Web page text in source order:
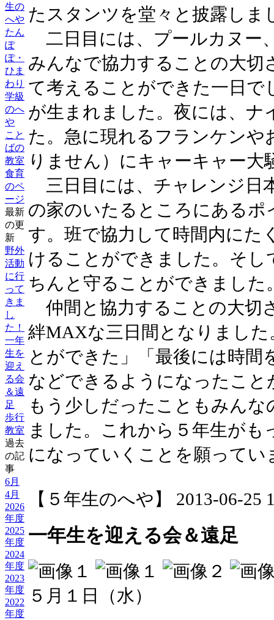
生の
へや
たん
ぽ
ぽ・
ひま
わり
学級
のへ
や
こと
ばの
教室
食育
のペ
ージ
最新
の更
新
野外
活動
に行
って
きま
し
た！
一年
生を
迎え
る会
＆遠
足
歩行
教室
過去
の記
事
6月
4月
2026
年度
2025
年度
2024
年度
2023
年度
2022
年度
たスタンツを堂々と披露しま
二日目には、プールカヌー
みんなで協力することの大切
て考えることができた一日で
が生まれました。夜には、ナ
た。急に現れるフランケンや
りません）にキャーキャー大
三日目には、チャレンジ日
の家のいたるところにある
す。班で協力して時間内にた
けることができました。そし
ちんと守ることができました
仲間と協力することの大切
絆MAXな三日間となりまし
とができた」「最後には時間
などできるようになったこ
もう少しだったこともみん
ました。これから５年生が
になっていくことを願ってい
【５年生のへや】 2013-06-25
一年生を迎える会＆遠足
５月１日（水）